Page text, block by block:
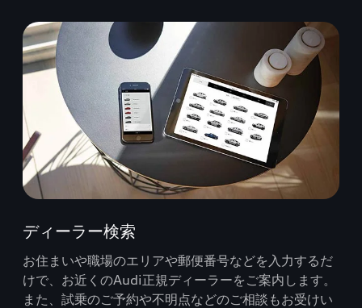
ディーラー検索
お住まいや職場のエリアや郵便番号などを入力するだ
けで、お近くのAudi正規ディーラーをご案内します。
また、試乗のご予約や不明点などのご相談もお受けい